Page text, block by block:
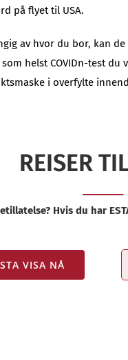
på flyet til USA.
av hvor du bor, kan
helst COVIDn-test
i overfylte
REISER
Hvis du har
VISA NÅ